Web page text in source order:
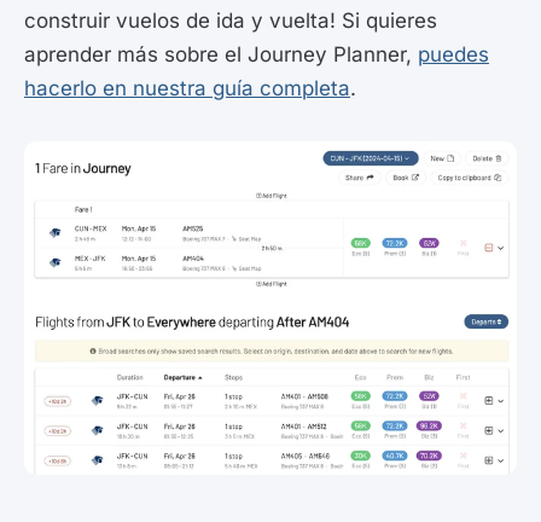
construir vuelos de ida y vuelta! Si quieres
aprender más sobre el Journey Planner, puedes
hacerlo en nuestra guía completa.